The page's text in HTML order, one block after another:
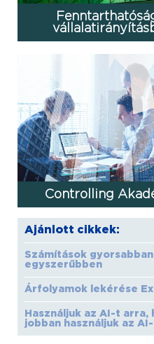
Controlling
Ajánlott cikkek:
Számítások
egyszerűbben
Árfolyamok lekérése
Használjuk az AI-t arra,
jobban használjuk az